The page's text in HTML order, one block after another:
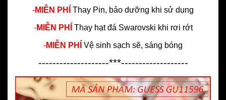
-MIỄN PHÍ Thay Pin, bảo dưỡng khi sử dụng
-MIỄN PHÍ Thay hạt đá Swarovski khi rơi rớt
-MIỄN PHÍ Vệ sinh sạch sẽ, sáng bóng
--------------------***-------------------